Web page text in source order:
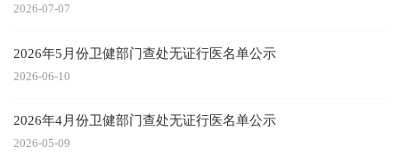
2026-07-07
2026年5月份卫健部门查处无证行医名单公示
2026-06-10
2026年4月份卫健部门查处无证行医名单公示
2026-05-09